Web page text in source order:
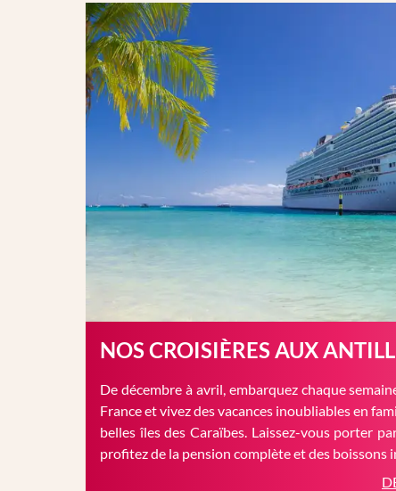
NOS CROISIÈRES AUX
De décembre à avril, embarquez chaque
France et vivez des vacances inoubliables en
belles îles des Caraïbes. Laissez-vous porter
profitez de la pension complète et des boissons